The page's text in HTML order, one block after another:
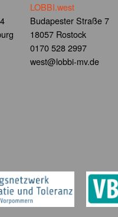
LOBBI.west
Budapester Straße 7
18057 Rostock
0170 528 2997
west@lobbi-mv.de